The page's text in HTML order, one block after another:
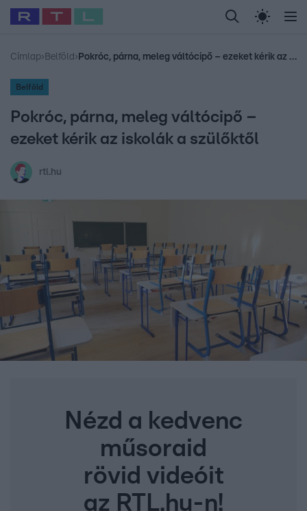
Legfrissebb RTL Híradó Randi Celeb vagyok,
Babits Marcella Most Wanted Gallusz
Címlap› Belföld › Pokróc, párna, meleg váltócipő – ezeket kérik az iskolák a szülőktől
Belföld
Pokróc, párna, meleg váltócipő –
ezeket kérik az iskolák a szülőktől
rtl.hu
Nézd a kedvenc
műsoraid
rövid videóit
az RTL.hu-n!